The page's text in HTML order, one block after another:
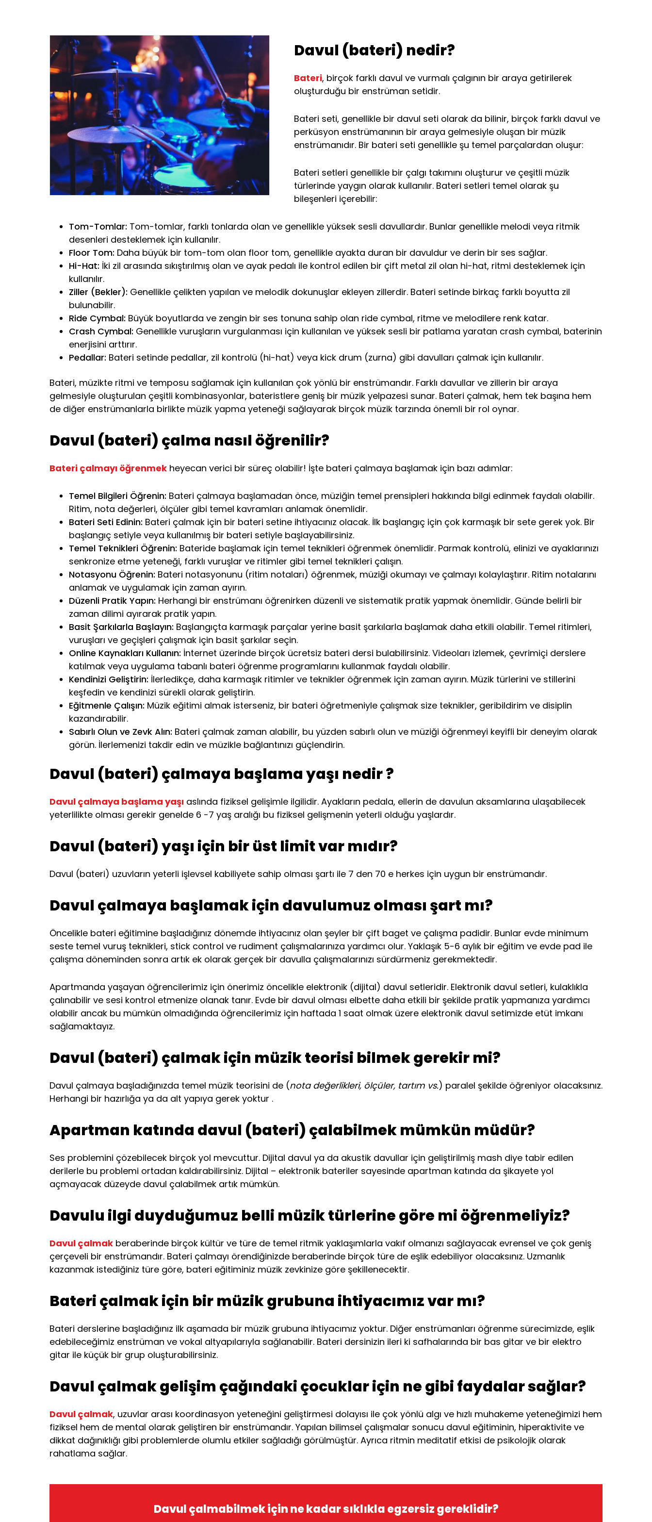
Davul (bateri) nedir?
Bateri, birçok farklı davul ve vurmalı çalgının bir araya getirilerek
oluşturduğu bir enstrüman setidir.
Bateri seti, genellikle bir davul seti olarak da bilinir, birçok farklı davul ve
perküsyon enstrümanının bir araya gelmesiyle oluşan bir müzik
enstrümanıdır. Bir bateri seti genellikle şu temel parçalardan oluşur:
Bateri setleri genellikle bir çalgı takımını oluşturur ve çeşitli müzik
türlerinde yaygın olarak kullanılır. Bateri setleri temel olarak şu
bileşenleri içerebilir:
Tom-Tomlar: Tom-tomlar, farklı tonlarda olan ve genellikle yüksek sesli davullardır. Bunlar genellikle melodi veya ritmik
desenleri desteklemek için kullanılır.
Floor Tom: Daha büyük bir tom-tom olan floor tom, genellikle ayakta duran bir davuldur ve derin bir ses sağlar.
Hi-Hat: İki zil arasında sıkıştırılmış olan ve ayak pedalı ile kontrol edilen bir çift metal zil olan hi-hat, ritmi desteklemek için
kullanılır.
Ziller (Bekler): Genellikle çelikten yapılan ve melodik dokunuşlar ekleyen zillerdir. Bateri setinde birkaç farklı boyutta zil
bulunabilir.
Ride Cymbal: Büyük boyutlarda ve zengin bir ses tonuna sahip olan ride cymbal, ritme ve melodilere renk katar.
Crash Cymbal: Genellikle vuruşların vurgulanması için kullanılan ve yüksek sesli bir patlama yaratan crash cymbal, baterinin
enerjisini arttırır.
Pedallar: Bateri setinde pedallar, zil kontrolü (hi-hat) veya kick drum (zurna) gibi davulları çalmak için kullanılır.
Bateri, müzikte ritmi ve temposu sağlamak için kullanılan çok yönlü bir enstrümandır. Farklı davullar ve zillerin bir araya
gelmesiyle oluşturulan çeşitli kombinasyonlar, bateristlere geniş bir müzik yelpazesi sunar. Bateri çalmak, hem tek başına hem
de diğer enstrümanlarla birlikte müzik yapma yeteneği sağlayarak birçok müzik tarzında önemli bir rol oynar.
Davul (bateri) çalma nasıl öğrenilir?
Bateri çalmayı öğrenmek heyecan verici bir süreç olabilir! İşte bateri çalmaya başlamak için bazı adımlar:
Temel Bilgileri Öğrenin: Bateri çalmaya başlamadan önce, müziğin temel prensipleri hakkında bilgi edinmek faydalı olabilir.
Ritim, nota değerleri, ölçüler gibi temel kavramları anlamak önemlidir.
Bateri Seti Edinin: Bateri çalmak için bir bateri setine ihtiyacınız olacak. İlk başlangıç için çok karmaşık bir sete gerek yok. Bir
başlangıç setiyle veya kullanılmış bir bateri setiyle başlayabilirsiniz.
Temel Teknikleri Öğrenin: Bateride başlamak için temel teknikleri öğrenmek önemlidir. Parmak kontrolü, elinizi ve ayaklarınızı
senkronize etme yeteneği, farklı vuruşlar ve ritimler gibi temel teknikleri çalışın.
Notasyonu Öğrenin: Bateri notasyonunu (ritim notaları) öğrenmek, müziği okumayı ve çalmayı kolaylaştırır. Ritim notalarını
anlamak ve uygulamak için zaman ayırın.
Düzenli Pratik Yapın: Herhangi bir enstrümanı öğrenirken düzenli ve sistematik pratik yapmak önemlidir. Günde belirli bir
zaman dilimi ayırarak pratik yapın.
Basit Şarkılarla Başlayın: Başlangıçta karmaşık parçalar yerine basit şarkılarla başlamak daha etkili olabilir. Temel ritimleri,
vuruşları ve geçişleri çalışmak için basit şarkılar seçin.
Online Kaynakları Kullanın: İnternet üzerinde birçok ücretsiz bateri dersi bulabilirsiniz. Videoları izlemek, çevrimiçi derslere
katılmak veya uygulama tabanlı bateri öğrenme programlarını kullanmak faydalı olabilir.
Kendinizi Geliştirin: İlerledikçe, daha karmaşık ritimler ve teknikler öğrenmek için zaman ayırın. Müzik türlerini ve stillerini
keşfedin ve kendinizi sürekli olarak geliştirin.
Eğitmenle Çalışın: Müzik eğitimi almak isterseniz, bir bateri öğretmeniyle çalışmak size teknikler, geribildirim ve disiplin
kazandırabilir.
Sabırlı Olun ve Zevk Alın: Bateri çalmak zaman alabilir, bu yüzden sabırlı olun ve müziği öğrenmeyi keyifli bir deneyim olarak
görün. İlerlemenizi takdir edin ve müzikle bağlantınızı güçlendirin.
Davul (bateri) çalmaya başlama yaşı nedir ?
Davul çalmaya başlama yaşı aslında fiziksel gelişimle ilgilidir. Ayakların pedala, ellerin de davulun aksamlarına ulaşabilecek
yeterlilikte olması gerekir genelde 6 -7 yaş aralığı bu fiziksel gelişmenin yeterli olduğu yaşlardır.
Davul (bateri) yaşı için bir üst limit var mıdır?
Davul (bateri) uzuvların yeterli işlevsel kabiliyete sahip olması şartı ile 7 den 70 e herkes için uygun bir enstrümandır.
Davul çalmaya başlamak için davulumuz olması şart mı?
Öncelikle bateri eğitimine başladığınız dönemde ihtiyacınız olan şeyler bir çift baget ve çalışma padidir. Bunlar evde minimum
seste temel vuruş teknikleri, stick control ve rudiment çalışmalarınıza yardımcı olur. Yaklaşık 5-6 aylık bir eğitim ve evde pad ile
çalışma döneminden sonra artık ek olarak gerçek bir davulla çalışmalarınızı sürdürmeniz gerekmektedir.
Apartmanda yaşayan öğrencilerimiz için önerimiz öncelikle elektronik (dijital) davul setleridir. Elektronik davul setleri, kulaklıkla
çalınabilir ve sesi kontrol etmenize olanak tanır. Evde bir davul olması elbette daha etkili bir şekilde pratik yapmanıza yardımcı
olabilir ancak bu mümkün olmadığında öğrencilerimiz için haftada 1 saat olmak üzere elektronik davul setimizde etüt imkanı
sağlamaktayız.
Davul (bateri) çalmak için müzik teorisi bilmek gerekir mi?
Davul çalmaya başladığınızda temel müzik teorisini de (nota değerlikleri, ölçüler, tartım vs.) paralel şekilde öğreniyor olacaksınız.
Herhangi bir hazırlığa ya da alt yapıya gerek yoktur .
Apartman katında davul (bateri) çalabilmek mümkün müdür?
Ses problemini çözebilecek birçok yol mevcuttur. Dijital davul ya da akustik davullar için geliştirilmiş mash diye tabir edilen
derilerle bu problemi ortadan kaldırabilirsiniz. Dijital – elektronik bateriler sayesinde apartman katında da şikayete yol
açmayacak düzeyde davul çalabilmek artık mümkün.
Davulu ilgi duyduğumuz belli müzik türlerine göre mi öğrenmeliyiz?
Davul çalmak beraberinde birçok kültür ve türe de temel ritmik yaklaşımlarla vakıf olmanızı sağlayacak evrensel ve çok geniş
çerçeveli bir enstrümandır. Bateri çalmayı örendiğinizde beraberinde birçok türe de eşlik edebiliyor olacaksınız. Uzmanlık
kazanmak istediğiniz türe göre, bateri eğitiminiz müzik zevkinize göre şekillenecektir.
Bateri çalmak için bir müzik grubuna ihtiyacımız var mı?
Bateri derslerine başladığınız ilk aşamada bir müzik grubuna ihtiyacımız yoktur. Diğer enstrümanları öğrenme sürecimizde, eşlik
edebileceğimiz enstrüman ve vokal altyapılarıyla sağlanabilir. Bateri dersinizin ileri ki safhalarında bir bas gitar ve bir elektro
gitar ile küçük bir grup oluşturabilirsiniz.
Davul çalmak gelişim çağındaki çocuklar için ne gibi faydalar sağlar?
Davul çalmak, uzuvlar arası koordinasyon yeteneğini geliştirmesi dolayısı ile çok yönlü algı ve hızlı muhakeme yeteneğimizi hem
fiziksel hem de mental olarak geliştiren bir enstrümandır. Yapılan bilimsel çalışmalar sonucu davul eğitiminin, hiperaktivite ve
dikkat dağınıklığı gibi problemlerde olumlu etkiler sağladığı görülmüştür. Ayrıca ritmin meditatif etkisi de psikolojik olarak
rahatlama sağlar.
Davul çalmabilmek için ne kadar sıklıkla egzersiz gereklidir?